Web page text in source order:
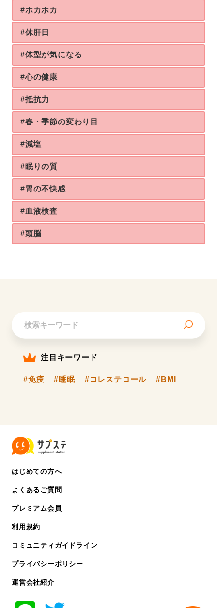
#ホカホカ
#休肝日
#体型が気になる
#心の健康
#抵抗力
#春・季節の変わり目
#減塩
#眠りの質
#胃の不快感
#血液検査
#頭脳
注目キーワード
#免疫 #睡眠 #コレステロール #BMI
はじめての方へ
よくあるご質問
プレミアム会員
利用規約
コミュニティガイドライン
プライバシーポリシー
運営会社紹介